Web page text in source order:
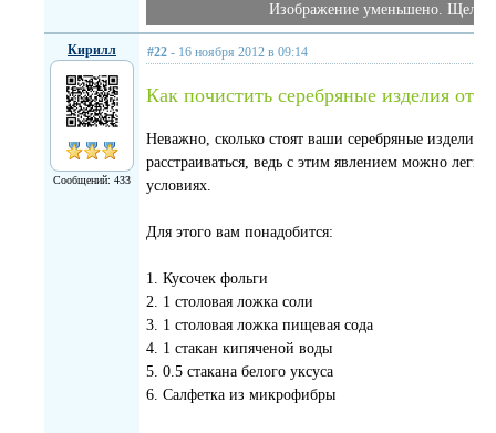
Изображение уменьшено.
Кирилл
Сообщений: 433
#22 - 16 ноября 2012 в 09:14
Как почистить серебряные изделия от
Неважно, сколько стоят ваши серебряные
расстраиваться, ведь с этим явлением можно
условиях.
Для этого вам понадобится:
1. Кусочек фольги
2. 1 столовая ложка соли
3. 1 столовая ложка пищевая сода
4. 1 стакан кипяченой воды
5. 0.5 стакана белого уксуса
6. Салфетка из микрофибры